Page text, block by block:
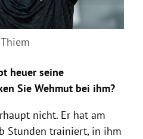
heuer seine
Sie Wehmut bei ihm?
nicht. Er hat am
Stunden trainiert, in ihm